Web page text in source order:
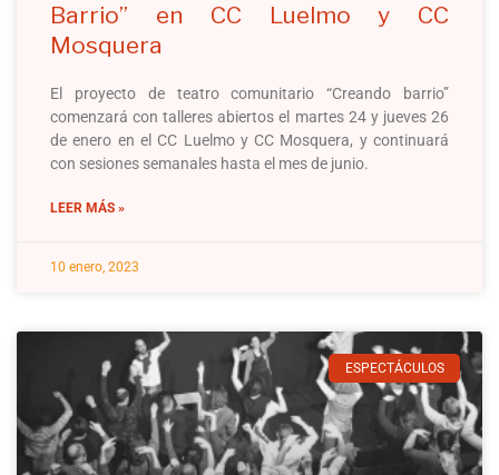
Barrio” en CC Luelmo y CC
Mosquera
El proyecto de teatro comunitario “Creando barrio”
comenzará con talleres abiertos el martes 24 y jueves 26
de enero en el CC Luelmo y CC Mosquera, y continuará
con sesiones semanales hasta el mes de junio.
LEER MÁS »
10 enero, 2023
ESPECTÁCULOS